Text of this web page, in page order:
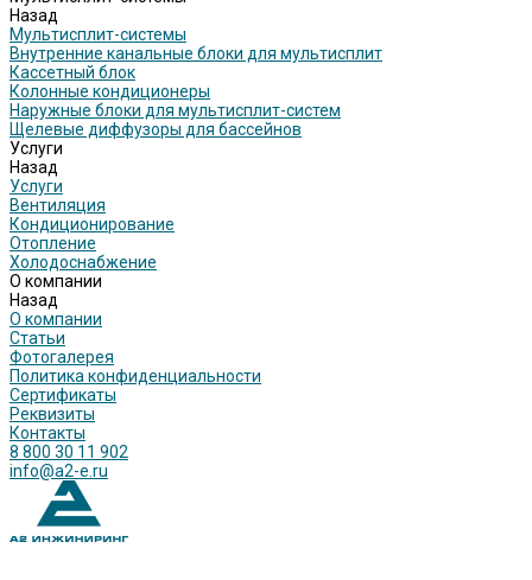
Назад
Мультисплит-системы
Внутренние канальные блоки для мультисплит
Кассетный блок
Колонные кондиционеры
Наружные блоки для мультисплит-систем
Щелевые диффузоры для бассейнов
Услуги
Назад
Услуги
Вентиляция
Кондиционирование
Отопление
Холодоснабжение
О компании
Назад
О компании
Статьи
Фотогалерея
Политика конфиденциальности
Сертификаты
Реквизиты
Контакты
8 800 30 11 902
info@a2-e.ru